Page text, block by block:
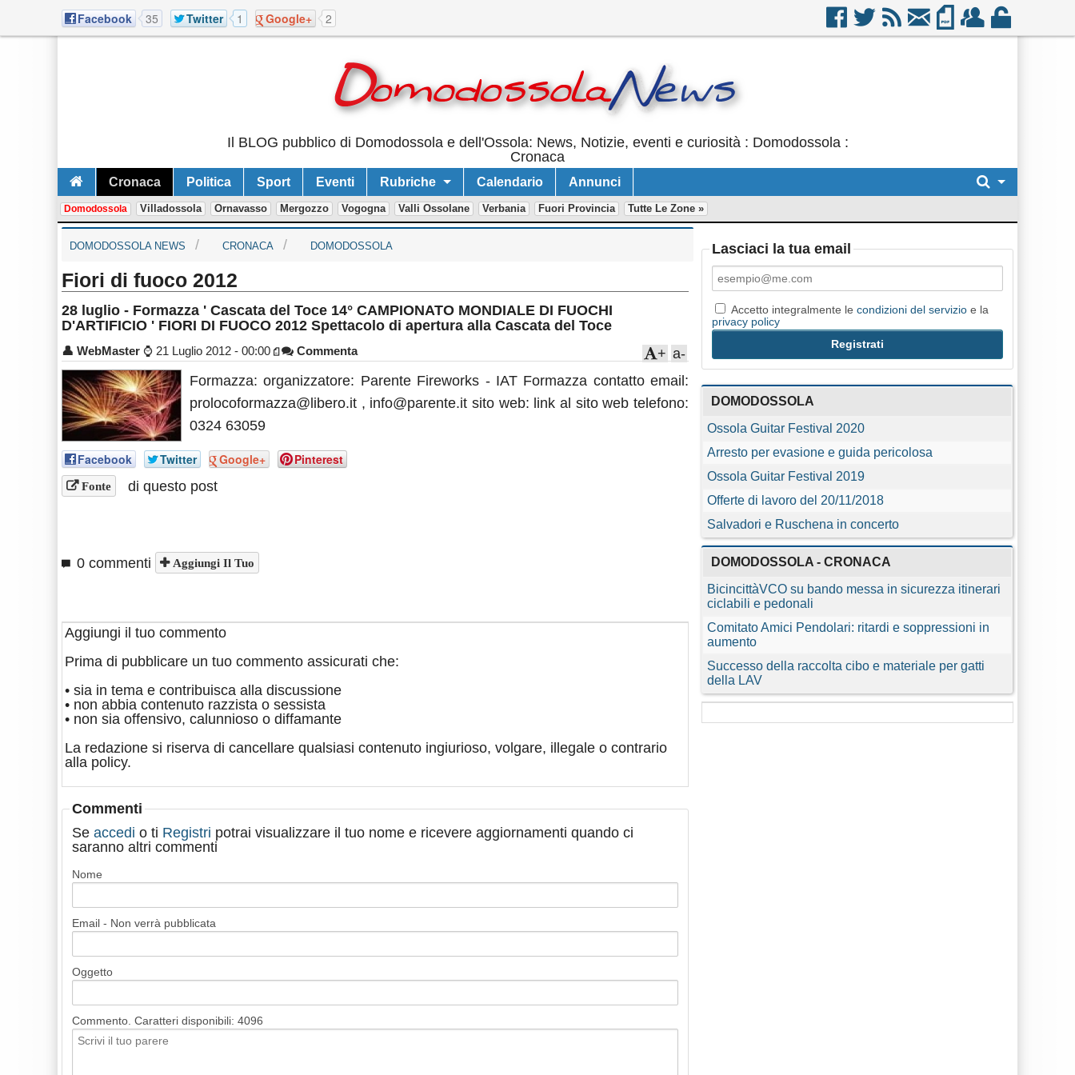
Facebook 35 Twitter 1 Google+ 2
Il BLOG pubblico di Domodossola e dell'Ossola: News, Notizie, eventi e curiosità : Domodossola :
Cronaca
Cronaca Politica Sport Eventi Rubriche Calendario Annunci
Domodossola Villadossola Ornavasso Mergozzo Vogogna Valli Ossolane Verbania Fuori Provincia Tutte Le Zone »
DOMODOSSOLA NEWS CRONACA DOMODOSSOLA
Fiori di fuoco 2012
28 luglio - Formazza ' Cascata del Toce 14° CAMPIONATO MONDIALE DI FUOCHI
D'ARTIFICIO ' FIORI DI FUOCO 2012 Spettacolo di apertura alla Cascata del Toce
👤 WebMaster ⌚ 21 Luglio 2012 - 00:00 Commenta a-
+
Formazza: organizzatore: Parente Fireworks - IAT Formazza contatto email:
prolocoformazza@libero.it , info@parente.it sito web: link al sito web telefono:
0324 63059
Facebook Twitter Google+ Pinterest
Fonte di questo post
0 commenti Aggiungi Il Tuo
Aggiungi il tuo commento
Prima di pubblicare un tuo commento assicurati che:
• sia in tema e contribuisca alla discussione
• non abbia contenuto razzista o sessista
• non sia offensivo, calunnioso o diffamante
La redazione si riserva di cancellare qualsiasi contenuto ingiurioso, volgare, illegale o contrario
alla policy.
Commenti
Se accedi o ti Registri potrai visualizzare il tuo nome e ricevere aggiornamenti quando ci
saranno altri commenti
Nome
Email - Non verrà pubblicata
Oggetto
Commento. Caratteri disponibili: 4096
Lasciaci la tua email
Accetto integralmente lecondizioni del servizio e la
privacy policy
DOMODOSSOLA
Ossola Guitar Festival 2020
Arresto per evasione e guida pericolosa
Ossola Guitar Festival 2019
Offerte di lavoro del 20/11/2018
Salvadori e Ruschena in concerto
DOMODOSSOLA - CRONACA
BicincittàVCO su bando messa in sicurezza itinerari
ciclabili e pedonali
Comitato Amici Pendolari: ritardi e soppressioni in
aumento
Successo della raccolta cibo e materiale per gatti
della LAV